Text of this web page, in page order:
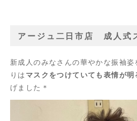
アージュ二日市店 成人式
新成人のみなさんの華やかな振袖姿
りは マスクをつけていても表情が明
げました＊